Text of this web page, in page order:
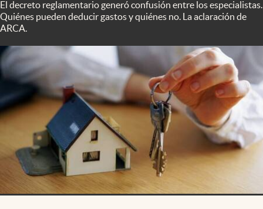
Infotechnology
Clima
Mundial 2026
Eventos Corporativos
El Cronista Studio
Mediakit
abre en nueva pestaña
Argentina
El decreto reglamentario generó confusión entre los especialistas.
Quiénes pueden deducir gastos y quiénes no. La aclaración de
ARCA.